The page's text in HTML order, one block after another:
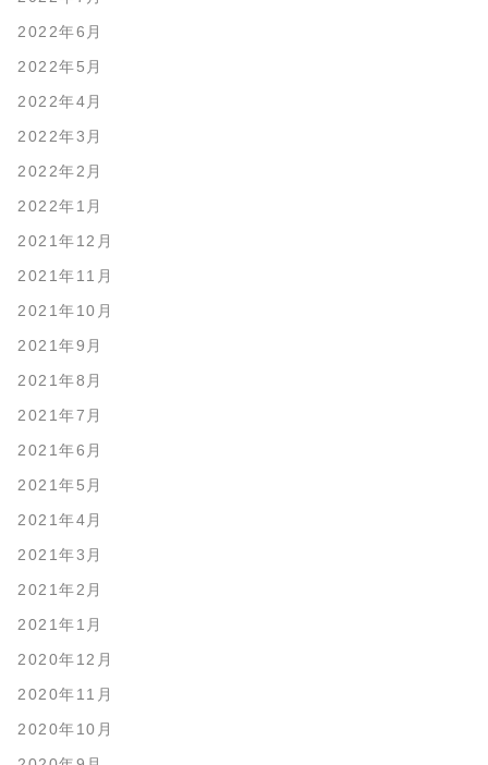
2022年6月
2022年5月
2022年4月
2022年3月
2022年2月
2022年1月
2021年12月
2021年11月
2021年10月
2021年9月
2021年8月
2021年7月
2021年6月
2021年5月
2021年4月
2021年3月
2021年2月
2021年1月
2020年12月
2020年11月
2020年10月